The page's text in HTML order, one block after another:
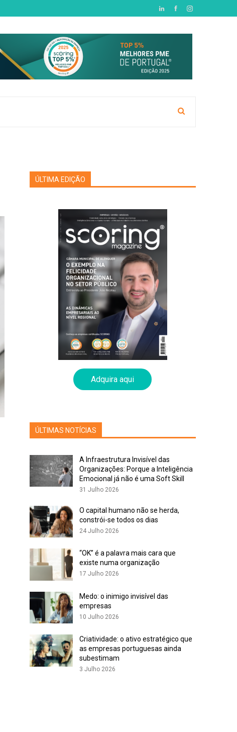
ÚLTIMA EDIÇÃO
Adquira aqui
ÚLTIMAS NOTÍCIAS
A Infraestrutura Invisível das
Organizações: Porque a Inteligência
Emocional já não é uma Soft Skill
31 Julho 2026
O capital humano não se herda,
constrói-se todos os dias
24 Julho 2026
“OK” é a palavra mais cara que
existe numa organização
17 Julho 2026
Medo: o inimigo invisível das
empresas
10 Julho 2026
Criatividade: o ativo estratégico que
as empresas portuguesas ainda
subestimam
3 Julho 2026